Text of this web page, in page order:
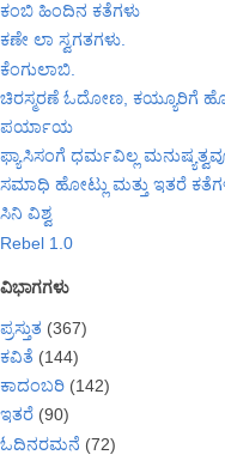
ಕಂಬಿ ಹಿಂದಿನ ಕತೆಗಳು
ಕಣೇ ಲಾ ಸ್ವಗತಗಳು.
ಕೆಂಗುಲಾಬಿ.
ಚಿರಸ್ಮರಣೆ ಓದೋಣ, ಕಯ್ಯೂರಿಗೆ
ಪರ್ಯಾಯ
ಫ್ಯಾಸಿಸಂಗೆ ಧರ್ಮವಿಲ್ಲ
ಸಮಾಧಿ ಹೋಟ್ಲು ಮತ್ತು ಇತರೆ
ಸಿನಿ ವಿಶ್ವ
Rebel 1.0
ವಿಭಾಗಗಳು
ಪ್ರಸ್ತುತ (367)
ಕವಿತೆ (144)
ಕಾದಂಬರಿ (142)
ಇತರೆ (90)
ಓದಿನರಮನೆ (72)